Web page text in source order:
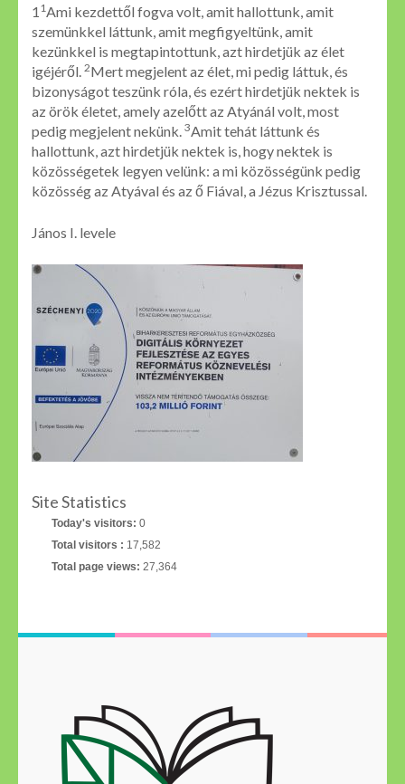
1 1Ami kezdettől fogva volt, amit hallottunk, amit
szemünkkel láttunk, amit megfigyeltünk, amit
kezünkkel is megtapintottunk, azt hirdetjük az élet
igéjéről. 2Mert megjelent az élet, mi pedig láttuk, és
bizonyságot teszünk róla, és ezért hirdetjük nektek is
az örök életet, amely azelőtt az Atyánál volt, most
pedig megjelent nekünk. 3Amit tehát láttunk és
hallottunk, azt hirdetjük nektek is, hogy nektek is
közösségetek legyen velünk: a mi közösségünk pedig
közösség az Atyával és az ő Fiával, a Jézus Krisztussal.
János I. levele
Site Statistics
Today's visitors: 0
Total visitors : 17,582
Total page views: 27,364